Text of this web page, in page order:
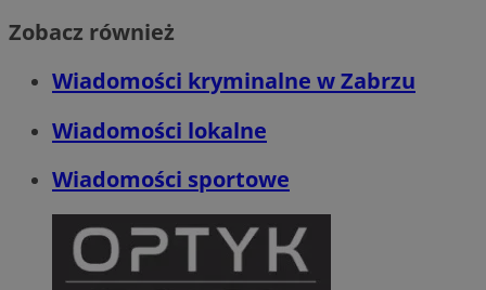
Zobacz również
Wiadomości kryminalne w Zabrzu
Wiadomości lokalne
Wiadomości sportowe